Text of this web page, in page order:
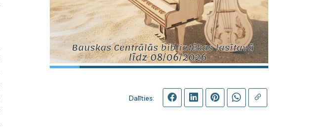
Dalīties: